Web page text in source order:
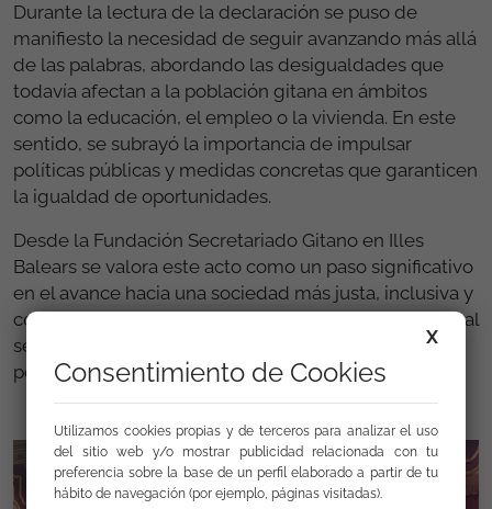
Durante la lectura de la declaración se puso de
manifiesto la necesidad de seguir avanzando más allá
de las palabras, abordando las desigualdades que
todavía afectan a la población gitana en ámbitos
como la educación, el empleo o la vivienda. En este
sentido, se subrayó la importancia de impulsar
políticas públicas y medidas concretas que garanticen
la igualdad de oportunidades.
Desde la Fundación Secretariado Gitano en Illes
Balears se valora este acto como un paso significativo
en el avance hacia una sociedad más justa, inclusiva y
cohesionada, en la que el reconocimiento institucional
se traduzca en mejoras reales en la vida de las
personas.
X
Consentimiento de Cookies
Utilizamos cookies propias y de terceros para analizar el uso
del sitio web y/o mostrar publicidad relacionada con tu
preferencia sobre la base de un perfil elaborado a partir de tu
hábito de navegación (por ejemplo, páginas visitadas).